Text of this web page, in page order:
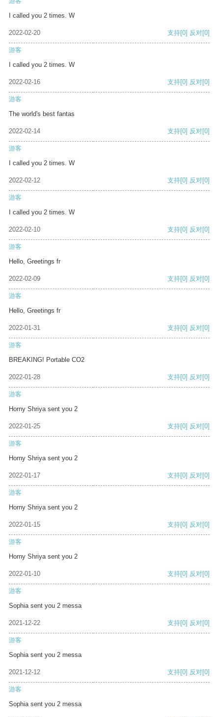
I called you 2 times. W
2022-02-20 支持[0] 反对[0]
游客
I called you 2 times. W
2022-02-16 支持[0] 反对[0]
游客
The world's best fantas
2022-02-14 支持[0] 反对[0]
游客
I called you 2 times. W
2022-02-12 支持[0] 反对[0]
游客
I called you 2 times. W
2022-02-10 支持[0] 反对[0]
游客
Hello, Greetings fr
2022-02-09 支持[0] 反对[0]
游客
Hello, Greetings fr
2022-01-31 支持[0] 反对[0]
游客
BREAKING! Portable CO2
2022-01-28 支持[0] 反对[0]
游客
Horny Shriya sent you 2
2022-01-25 支持[0] 反对[0]
游客
Horny Shriya sent you 2
2022-01-17 支持[0] 反对[0]
游客
Horny Shriya sent you 2
2022-01-15 支持[0] 反对[0]
游客
Horny Shriya sent you 2
2022-01-10 支持[0] 反对[0]
游客
Sophia sent you 2 messa
2021-12-22 支持[0] 反对[0]
游客
Sophia sent you 2 messa
2021-12-12 支持[0] 反对[0]
游客
Sophia sent you 2 messa